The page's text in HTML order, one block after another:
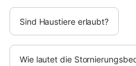
Sind Haustiere erlaubt?
Wie lautet die